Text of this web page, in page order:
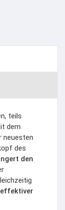
teils
dem
neuesten
des
den
effektiver